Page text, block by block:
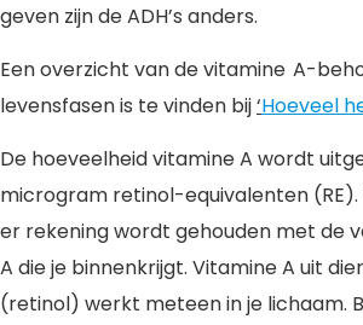
geven zijn de ADH’s anders.
Een overzicht van de vitamine A-
levensfasen is te vinden bij‘Hoeveel
De hoeveelheid vitamine A wordt
microgram retinol-equivalenten
er rekening wordt gehouden met de
A die je binnenkrijgt. Vitamine A uit
(retinol) werkt meteen in je lichaam.